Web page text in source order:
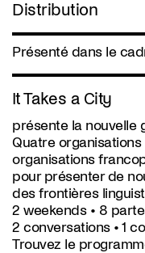
Distribution
Présenté dans le
It Takes a City
présente la nouvelle
Quatre
organisations
pour présenter de
des frontières
2 weekends • 8
2 conversations • 1
Trouvez le